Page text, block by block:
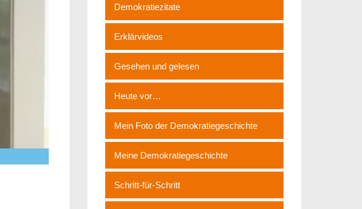
Demokratiezitate
Erklärvideos
Gesehen und gelesen
Heute vor…
Mein Foto der Demokratiegeschichte
Meine Demokratiegeschichte
Schritt-für-Schritt